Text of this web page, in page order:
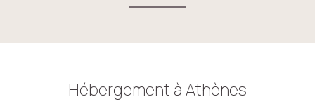
Hébergement à Athènes